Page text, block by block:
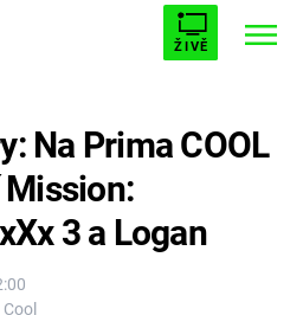
ŽIVĚ
AVENGERS 5
Na Prima COOL
3 a Logan